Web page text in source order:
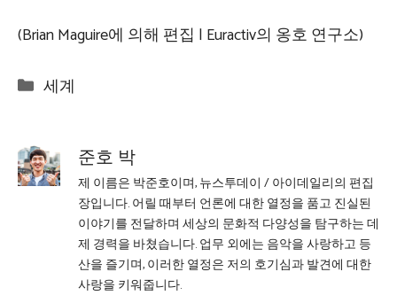
(Brian Maguire에 의해 편집 | Euractiv의 옹호 연구소)
Categories
세계
준호 박
제 이름은 박준호이며, 뉴스투데이 / 아이데일리의 편집
장입니다. 어릴 때부터 언론에 대한 열정을 품고 진실된
이야기를 전달하며 세상의 문화적 다양성을 탐구하는 데
제 경력을 바쳤습니다. 업무 외에는 음악을 사랑하고 등
산을 즐기며, 이러한 열정은 저의 호기심과 발견에 대한
사랑을 키워줍니다.